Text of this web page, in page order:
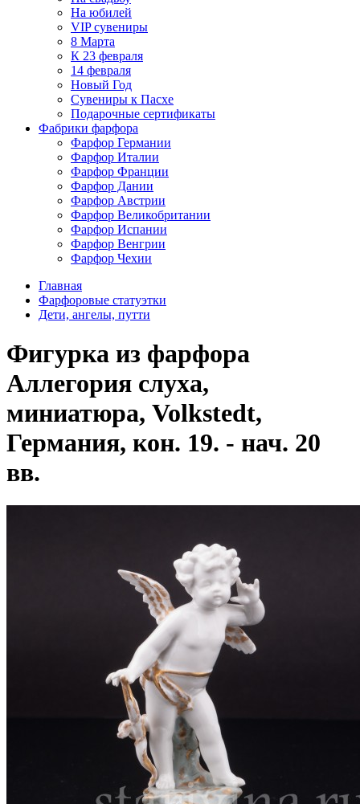
На юбилей
VIP сувениры
8 Марта
К 23 февраля
14 февраля
Новый Год
Сувениры к Пасхе
Подарочные сертификаты
Фабрики фарфора
Фарфор Германии
Фарфор Италии
Фарфор Франции
Фарфор Дании
Фарфор Австрии
Фарфор Великобритании
Фарфор Испании
Фарфор Венгрии
Фарфор Чехии
Главная
Фарфоровые статуэтки
Дети, ангелы, путти
Фигурка из фарфора
Аллегория слуха,
миниатюра, Volkstedt,
Германия, кон. 19. - нач. 20
вв.